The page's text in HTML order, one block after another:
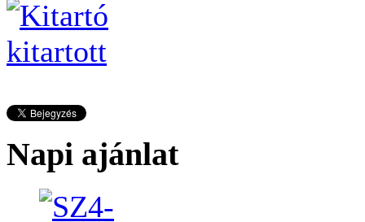
Napi ajánlat